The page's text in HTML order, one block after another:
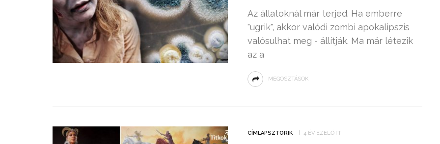
Az állatoknál már terjed. Ha emberre
"ugrik", akkor valódi zombi apokalipszis
valósulhat meg - állítják. Ma már létezik
az a
MEGOSZTÁSOK
CÍMLAPSZTORIK 4 ÉV EZELŐTT